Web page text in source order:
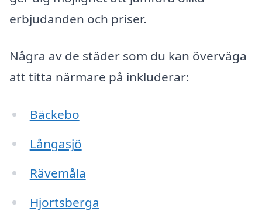
erbjudanden och priser.
Några av de städer som du kan överväga
att titta närmare på inkluderar:
Bäckebo
Långasjö
Rävemåla
Hjortsberga